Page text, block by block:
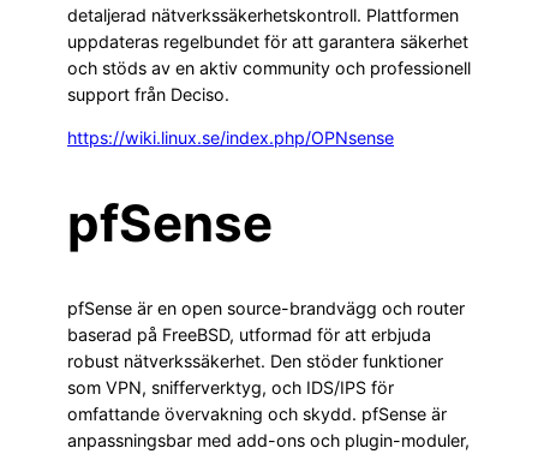
detaljerad nätverkssäkerhetskontroll. Plattformen
uppdateras regelbundet för att garantera säkerhet
och stöds av en aktiv community och professionell
support från Deciso.
https://wiki.linux.se/index.php/OPNsense
pfSense
pfSense är en open source-brandvägg och router
baserad på FreeBSD, utformad för att erbjuda
robust nätverkssäkerhet. Den stöder funktioner
som VPN, snifferverktyg, och IDS/IPS för
omfattande övervakning och skydd. pfSense är
anpassningsbar med add-ons och plugin-moduler,